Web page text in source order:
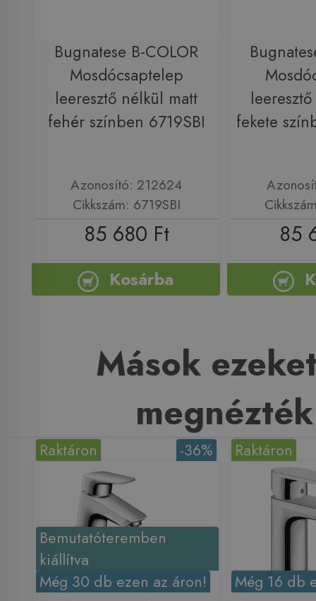
Bugnatese B-COLOR
Mosdócsaptelep
leeresztő nélkül matt
fehér színben 6719SBI
Azonosító: 212624
Cikkszám: 6719SBI
85 680 Ft
Kosárba
fekete
85
Mások
megnézték
Bemutatóteremben
kiállítva
Még 30 db ezen az áron!
-36%
Raktáron Raktáron
Még 16 db